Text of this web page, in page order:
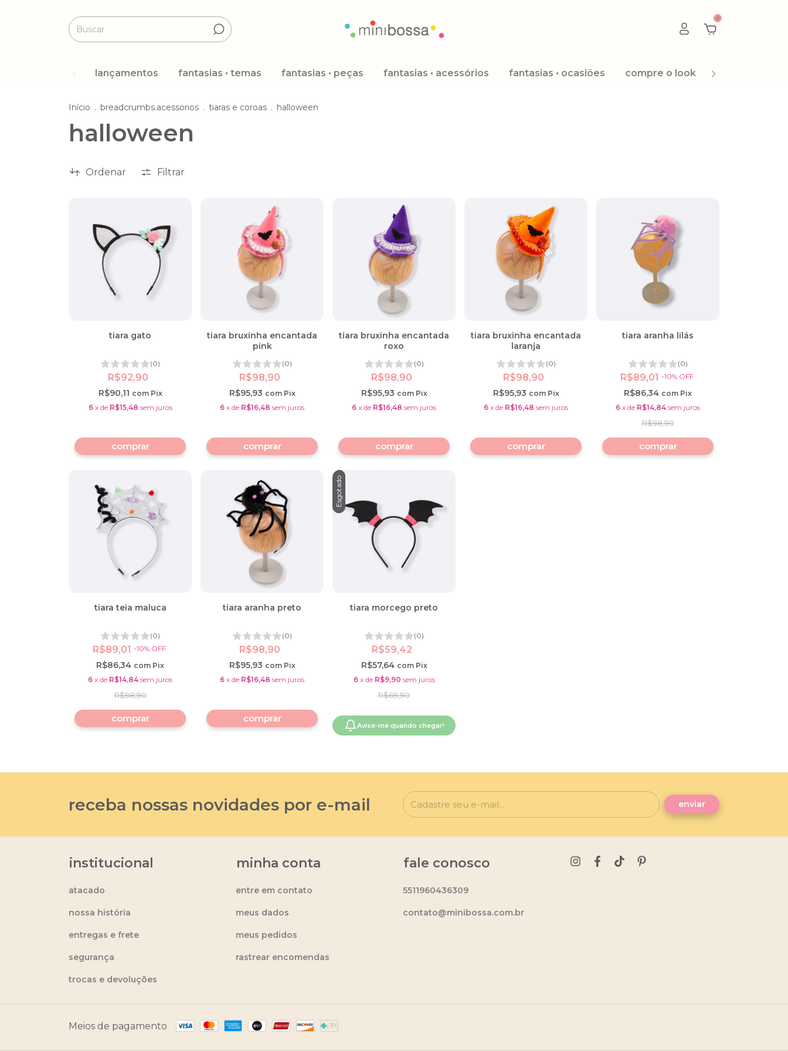
0
lançamentos fantasias • temas fantasias • peças fantasias • acessórios fantasias • ocasiões compre o look
Início . breadcrumbs.acessorios . tiaras e coroas . halloween
halloween
Ordenar Filtrar
tiara gato
(0)
R$92,90
R$90,11 com Pix
6 x de R$15,48 sem juros
tiara bruxinha encantada
pink
(0)
R$98,90
R$95,93 com Pix
6 x de R$16,48 sem juros
tiara bruxinha encantada
roxo
(0)
R$98,90
R$95,93 com Pix
6 x de R$16,48 sem juros
tiara bruxinha encantada
laranja
(0)
R$98,90
R$95,93 com Pix
6 x de R$16,48 sem juros
tiara aranha lilás
(0)
R$89,01 -10% OFF
R$98,90
R$86,34 com Pix
6 x de R$14,84 sem juros
tiara teia maluca
(0)
R$89,01 -10% OFF
R$98,90
R$86,34 com Pix
6 x de R$14,84 sem juros
tiara aranha preto
(0)
R$98,90
R$95,93 com Pix
6 x de R$16,48 sem juros
Esgotado
tiara morcego preto
(0)
R$59,42
R$69,90
R$57,64 com Pix
6 x de R$9,90 sem juros
Avise-me quando chegar!
receba nossas novidades por e-mail
institucional
atacado
nossa história
entregas e frete
segurança
trocas e devoluções
minha conta
entre em contato
meus dados
meus pedidos
rastrear encomendas
fale conosco
5511960436309
contato@minibossa.com.br
Meios de pagamento